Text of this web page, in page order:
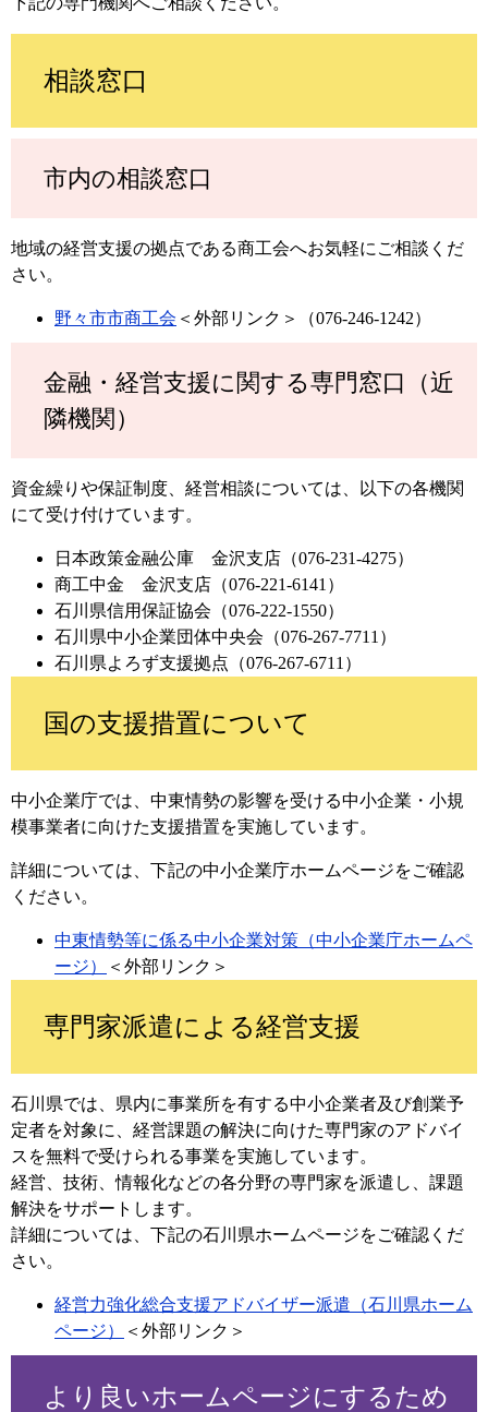
相談窓口
市内の相談窓口
地域の経営支援の拠点である商工会へお気軽にご相談くだ
さい。
野々市市商工会 ＜外部リンク＞ （076-246-1242）
金融・経営支援に関する専門窓口（近
隣機関）
資金繰りや保証制度、経営相談については、以下の各機関
にて受け付けています。​
日本政策金融公庫 金沢支店（076-231-4275）
商工中金 金沢支店（076-221-6141）
石川県信用保証協会（076-222-1550）
石川県中小企業団体中央会（076-267-7711）
石川県よろず支援拠点（076-267-6711）
国の支援措置について
中小企業庁では、中東情勢の影響を受ける中小企業・小規
模事業者に向けた支援措置を実施しています。
詳細については、下記の中小企業庁ホームページをご確認
ください。
中東情勢等に係る中小企業対策（中小企業庁ホームペ
ージ）
＜外部リンク＞
専門家派遣による経営支援
石川県では、県内に事業所を有する中小企業者及び創業予
定者を対象に、経営課題の解決に向けた専門家のアドバイ
スを無料で受けられる事業を実施しています。
経営、技術、情報化などの各分野の専門家を派遣し、課題
解決をサポートします。
詳細については、下記の石川県ホームページをご確認くだ
さい。
経営力強化総合支援アドバイザー派遣（石川県ホーム
ページ）
＜外部リンク＞
より良いホームページにするため